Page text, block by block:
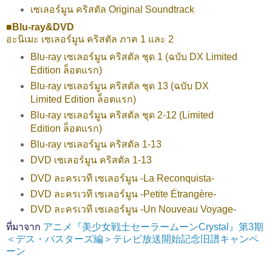
เซเลอร์มูน คริสตัล Original Soundtrack
■Blu-ray&DVD
อะนิเมะ เซเลอร์มูน คริสตัล ภาค 1 และ 2
Blu-ray เซเลอร์มูน คริสตัล ชุด 1 (ฉบับ DX Limited
Edition ล็อตแรก)
Blu-ray เซเลอร์มูน คริสตัล ชุด 13 (ฉบับ DX
Limited Edition ล็อตแรก)
Blu-ray เซเลอร์มูน คริสตัล ชุด 2-12 (Limited
Edition ล็อตแรก)
Blu-ray เซเลอร์มูน คริสตัล 1-13
DVD เซเลอร์มูน คริสตัล 1-13
DVD ละครเวที เซเลอร์มูน -La Reconquista-
DVD ละครเวที เซเลอร์มูน -Petite Étrangère-
DVD ละครเวที เซเลอร์มูน -Un Nouveau Voyage-
ที่มาจาก アニメ『美少女戦士セーラームーンCrystal』第3期
＜デス・バスターズ編＞テレビ放送開始記念旧譜キャンペ
ーン